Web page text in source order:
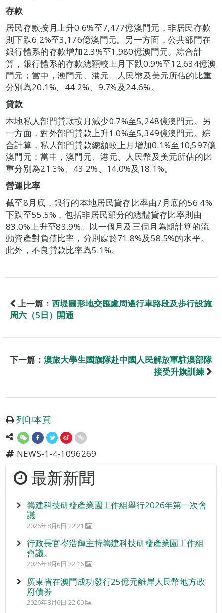
存款
居民存款按月上升0.6%至7,477億澳門元，非居民存款
則下跌6.2%至3,176億澳門元。另一方面，公共部門在
銀行體系的存款增加2.3%至1,980億澳門元。綜合計
算，銀行體系的存款總額較上月下跌0.9%至12,634億澳
門元；當中，澳門元、港元、人民幣及美元所佔的比重
分別為20.1%、44.2%、9.7%及24.6%。
貸款
本地私人部門貸款按月減少0.7%至5,248億澳門元。另
一方面，對外部門貸款上升1.0%至5,349億澳門元。綜
合計算，私人部門貸款總額較上月增加0.1%至10,597億
澳門元；當中，澳門元、港元、人民幣及美元所佔的比
重分別為21.3%、43.2%、14.0%及18.1%。
營運比率
截至8月底，銀行的本地居民貸存比率由7月底的56.4%
下跌至55.5%，包括非居民部分的總體貸存比率則由
83.0%上升至83.9%。以一個月及三個月為期計算的流
動資產對負債比率，分別處於71.8%及58.5%的水平。
此外，不良貸款比率為5.1%。
上一篇： 西堤圓形地交匯處周邊行車路段及步行設施
周六（5日）開通
下一篇： 澳旅大學生國旗隊赴中國人民解放軍駐澳部隊
接受升旗訓練
列印本頁
NEWS-1-4-1096269
最新新聞
籌建科技研發產業園工作組舉行2026年第一次會
議
2026年8月6日 22:21
行政長官岑浩輝主持籌建科技研發產業園工作組
會議。
2026年8月6日 22:16
廣東省在澳門成功發行25億元離岸人民幣地方政
府債券
2026年8月6日 22:00